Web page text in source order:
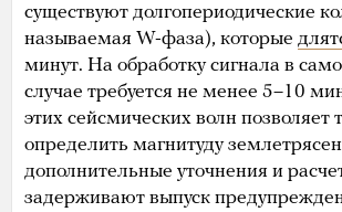
существуют долгопериодические
называемая W-фаза), которые
минут. На обработку сигнала в
случае требуется не менее 5–10
этих сейсмических волн позволяет
определить магнитуду
дополнительные уточнения и
задерживают выпуск